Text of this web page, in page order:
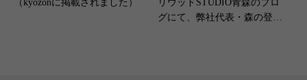
（kyozonに掲載されました）
リウッドSTUDIO青森のブロ
グにて、弊社代表・森の登壇